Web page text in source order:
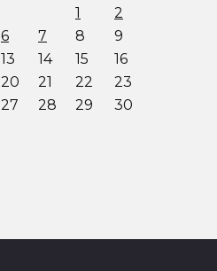
1
2
6 7 8
9
13 14 15
16
20 21 22
23
27 28 29
30